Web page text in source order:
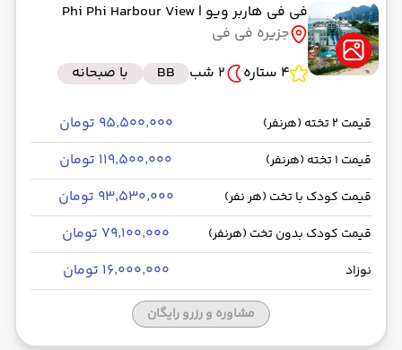
فی فی هاربر ویو | Phi Phi Harbour View
جزیره فی فی
4 ستاره
2 شب BB با صبحانه
قیمت 2 تخته (هرنفر) ۹۵٬۵۰۰٬۰۰۰ تومان
قیمت 1 تخته (هرنفر) ۱۱۹٬۵۰۰٬۰۰۰ تومان
قیمت کودک با تخت (هر نفر) ۹۳٬۵۳۰٬۰۰۰ تومان
قیمت کودک بدون تخت (هرنفر) ۷۹٬۱۰۰٬۰۰۰ تومان
نوزاد ۱۶٬۰۰۰٬۰۰۰ تومان
مشاوره و رزرو رایگان